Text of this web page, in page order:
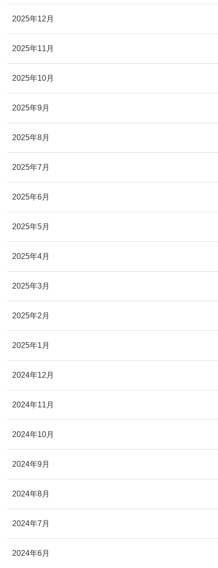
2025年12月
2025年11月
2025年10月
2025年9月
2025年8月
2025年7月
2025年6月
2025年5月
2025年4月
2025年3月
2025年2月
2025年1月
2024年12月
2024年11月
2024年10月
2024年9月
2024年8月
2024年7月
2024年6月